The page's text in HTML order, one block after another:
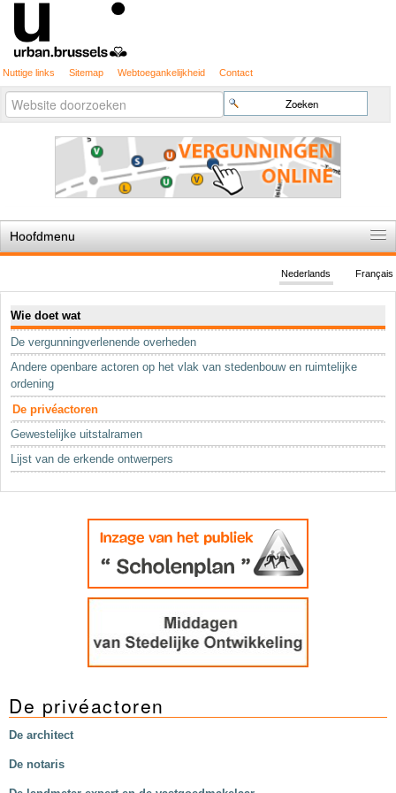
Nuttige links Sitemap Webtoegankelijkheid Contact
Zoek
Geavanceerd
zoeken...
Hoofdmenu
De spelregels
Stedenbouwkundige vergunning
Cartografie
Studies en publicaties
Sleutelwoorden
Stedenbouwkundige inlichtingen
Français
Nederlands
Wie doet wat
De vergunningverlenende overheden
Andere openbare actoren op het vlak van stedenbouw en ruimtelijke
ordening
De privéactoren
Gewestelijke uitstalramen
Lijst van de erkende ontwerpers
De privéactoren
De architect
De notaris